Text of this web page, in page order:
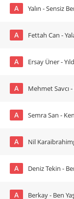
A Yalın - Sensiz
A Fettah Can -
A Ersay Üner -
A Mehmet Savcı
A Semra San -
A Nil
A Deniz Tekin -
A Berkay - Ben